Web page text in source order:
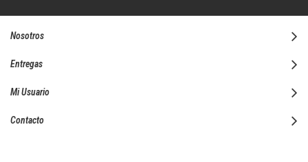
Nosotros
Entregas
Mi Usuario
Contacto